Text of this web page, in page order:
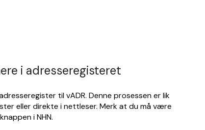
i adresseregisteret
til vADR. Denne prosessen er lik
eller direkte i nettleser. Merk at du må være
i NHN.